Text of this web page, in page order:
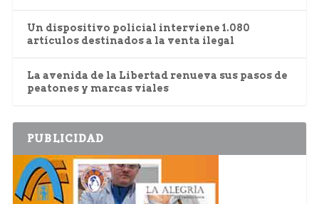
Un dispositivo policial interviene 1.080
artículos destinados a la venta ilegal
La avenida de la Libertad renueva sus pasos de
peatones y marcas viales
PUBLICIDAD